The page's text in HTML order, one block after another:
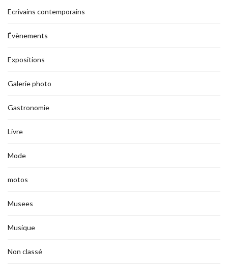
Ecrivains contemporains
Évènements
Expositions
Galerie photo
Gastronomie
Livre
Mode
motos
Musees
Musique
Non classé